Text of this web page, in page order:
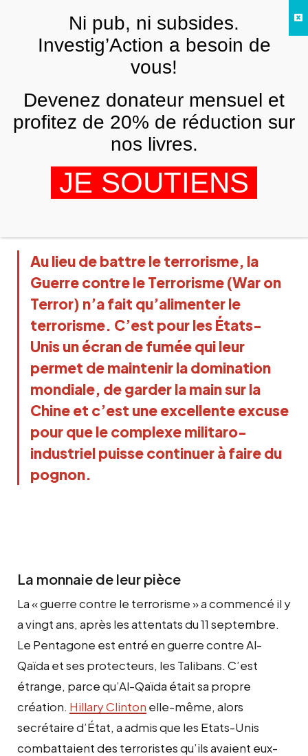
L’Afghanistan révèle pourquoi la
Guerre contre le Terrorisme n’est
qu’un grand mensonge et un échec
MARC VANDEPITTE 25 AOÛT 2021
Au lieu de battre le terrorisme, la
Guerre contre le Terrorisme (War on
Terror) n’a fait qu’alimenter le
terrorisme. C’est pour les États-
Unis un écran de fumée qui leur
permet de maintenir la domination
mondiale, de garder la main sur la
Chine et c’est une excellente excuse
pour que le complexe militaro-
industriel puisse continuer à faire du
pognon.
La monnaie de leur pièce
La « guerre contre le terrorisme » a commencé il y
a vingt ans, après les attentats du 11 septembre.
Le Pentagone est entré en guerre contre Al-
Qaïda et ses protecteurs, les Talibans. C’est
étrange, parce qu’Al-Qaïda était sa propre
création. Hillary Clinton elle-même, alors
secrétaire d’État, a admis que les Etats-Unis
combattaient des terroristes qu’ils avaient eux-
ANALYSES ET TÉMOIGNAGES
FRNi pub, ni subsides.
Investig’Action a besoin de
vous!
Devenez donateur mensuel et
profitez de 20% de réduction sur
nos livres.
JE SOUTIENS